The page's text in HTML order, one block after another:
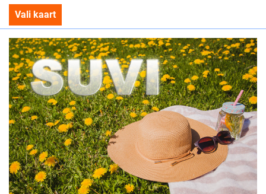
Vali kaart